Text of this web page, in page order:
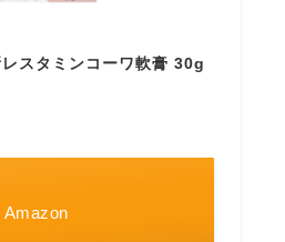
レスタミンコーワ軟膏 30g
Amazon